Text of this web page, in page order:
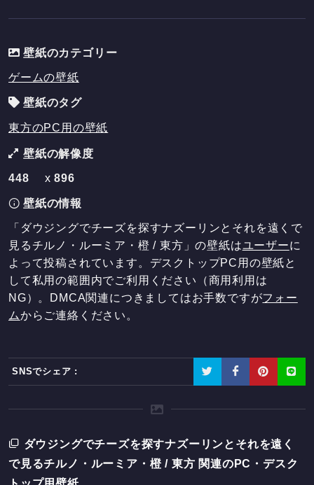
壁紙のカテゴリー
ゲームの壁紙
壁紙のタグ
東方のPC用の壁紙
壁紙の解像度
448 x896
壁紙の情報
「ダウジングでチーズを探すナズーリンとそれを遠くで
見るチルノ・ルーミア・橙 / 東方」の壁紙はユーザーに
よって投稿されています。デスクトップPC用の壁紙と
して私用の範囲内でご利用ください（商用利用は
NG）。DMCA関連につきましてはお手数ですがフォー
ムからご連絡ください。
SNSでシェア :
ダウジングでチーズを探すナズーリンとそれを遠く
で見るチルノ・ルーミア・橙 / 東方 関連のPC・デスク